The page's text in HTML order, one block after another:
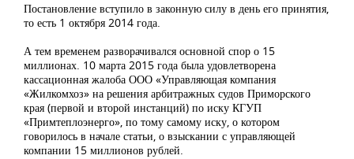
Постановление вступило в законную силу в день его принятия,
то есть 1 октября 2014 года.
А тем временем разворачивался основной спор о 15
миллионах. 10 марта 2015 года была удовлетворена
кассационная жалоба ООО «Управляющая компания
«Жилкомхоз» на решения арбитражных судов Приморского
края (первой и второй инстанций) по иску КГУП
«Примтеплоэнерго», по тому самому иску, о котором
говорилось в начале статьи, о взыскании с управляющей
компании 15 миллионов рублей.